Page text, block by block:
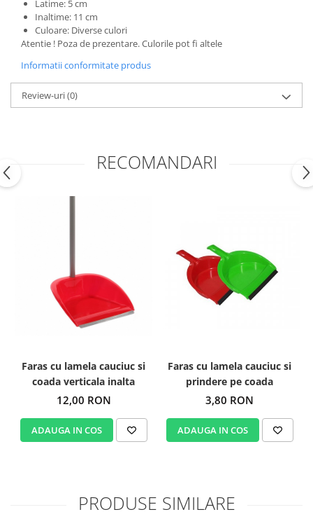
Latime: 5 cm
Inaltime: 11 cm
Culoare: Diverse culori
Atentie ! Poza de prezentare. Culorile pot fi altele
Informatii conformitate produs
Review-uri(0)
RECOMANDARI
Faras cu lamela cauciuc si
coada verticala inalta
12,00 RON
ADAUGA IN COS
Faras cu lamela cauciuc si
prindere pe coada
3,80 RON
ADAUGA IN COS
PRODUSE SIMILARE